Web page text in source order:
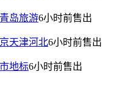
岛旅游6小时前售出
天津河北6小时前售出
地标6小时前售出